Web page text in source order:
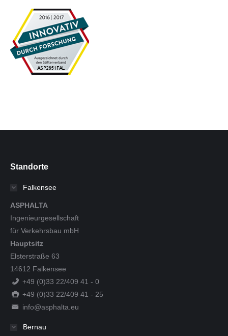
Standorte
Falkensee
ASPHALTA
Ingenieurgesellschaft
für Verkehrsbau mbH
Hauptsitz
Elsterstraße 63
14612 Falkensee
+49 (0)33 22/409 41 - 0
+49 (0)33 22/409 41 - 25
info@asphalta.eu
Bernau